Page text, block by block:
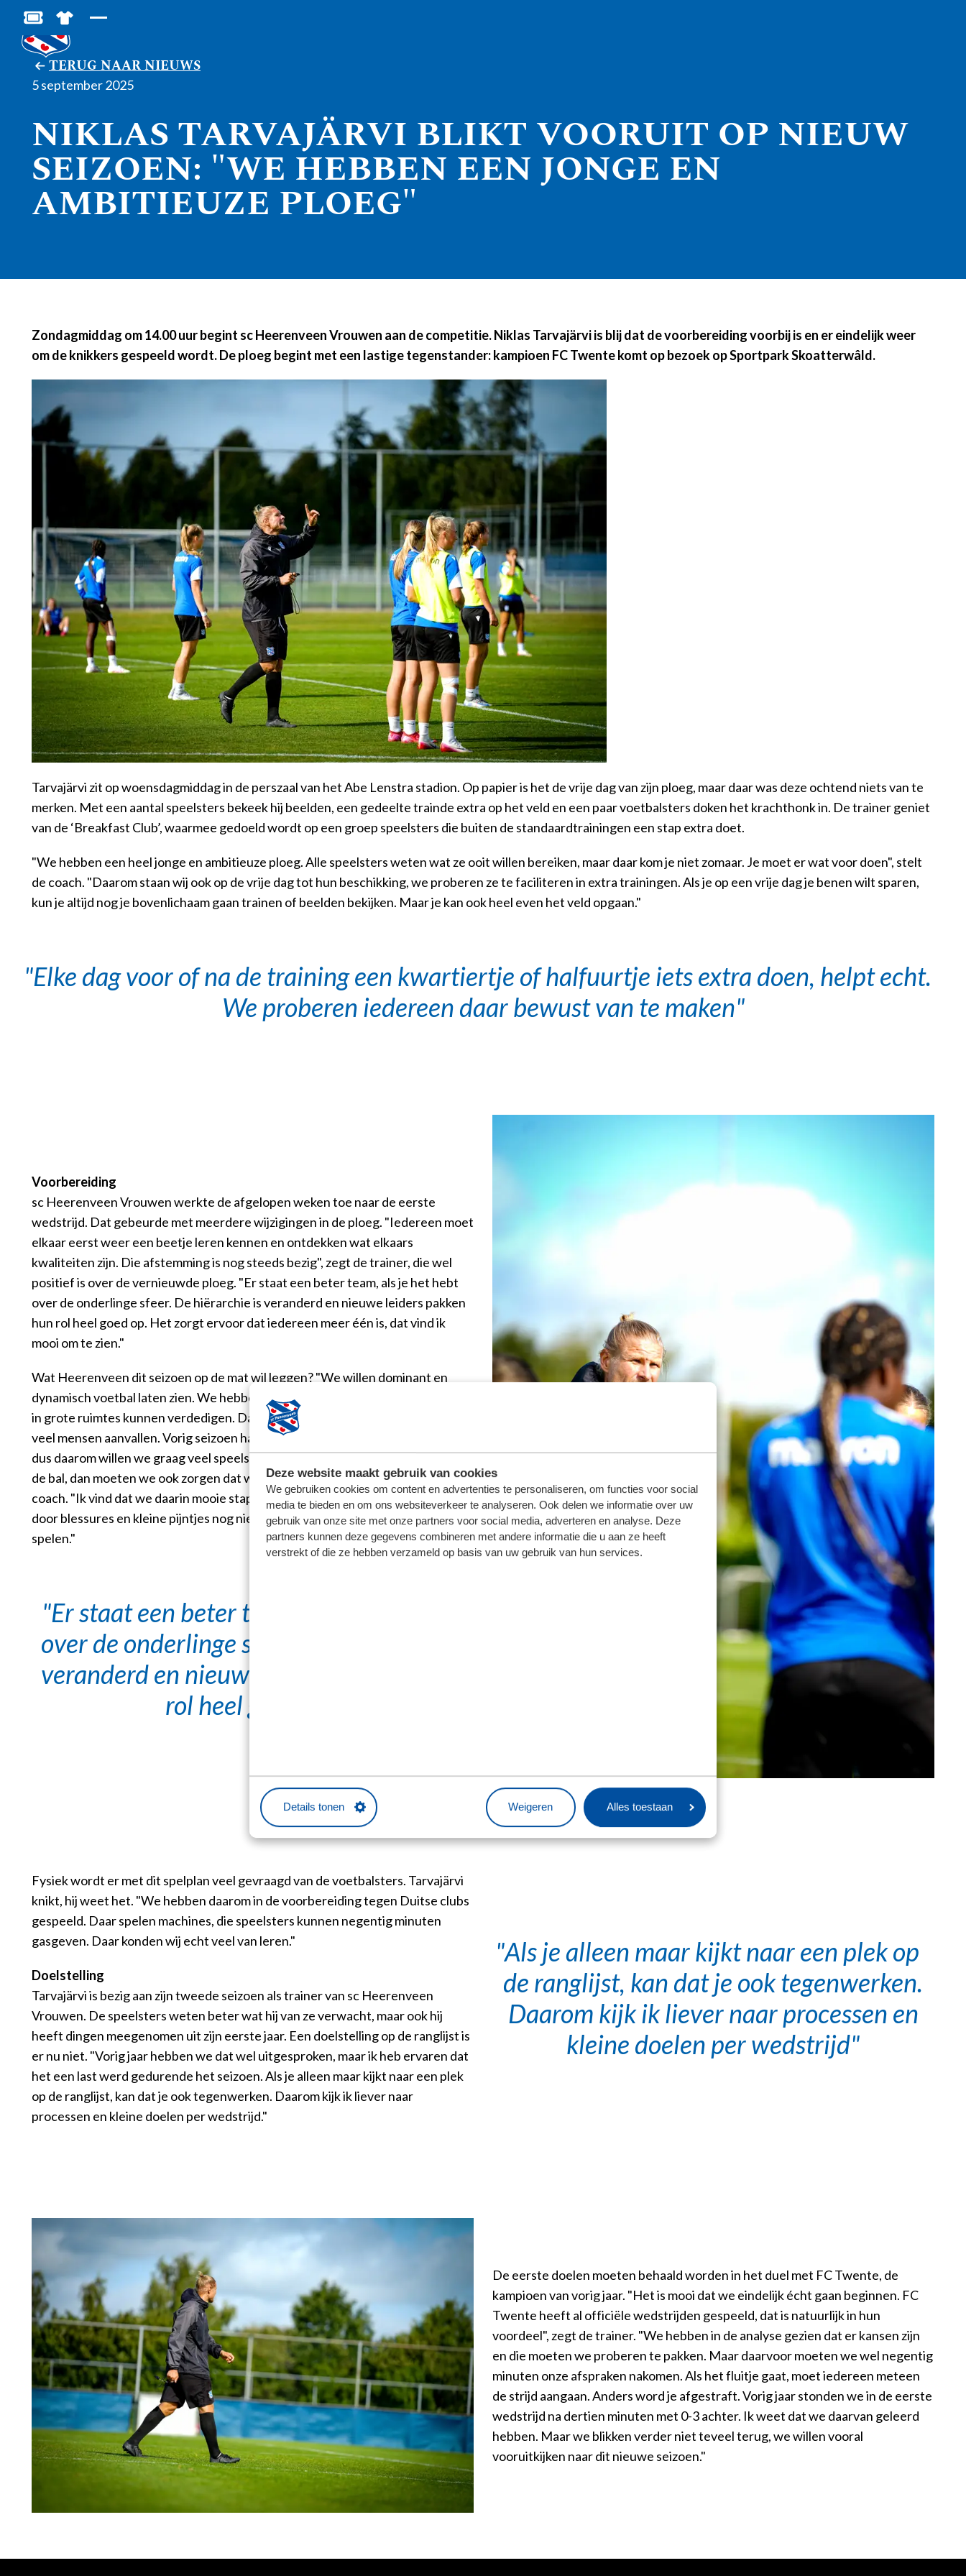
Deze website maakt gebruik van cookies
We gebruiken cookies om content en advertenties te personaliseren, om functies voor social
media te bieden en om ons websiteverkeer te analyseren. Ook delen we informatie over uw
gebruik van onze site met onze partners voor social media, adverteren en analyse. Deze
partners kunnen deze gegevens combineren met andere informatie die u aan ze heeft
verstrekt of die ze hebben verzameld op basis van uw gebruik van hun services.
Details tonen Weigeren Alles toestaan
BESTEL JOUW TICKETS
SHOP IN DE FEANSTORE
TERUG NAAR NIEUWS
5 september 2025
NIKLAS TARVAJÄRVI BLIKT VOORUIT OP NIEUW
SEIZOEN: "WE HEBBEN EEN JONGE EN
AMBITIEUZE PLOEG"
Zondagmiddag om 14.00 uur begint sc Heerenveen Vrouwen aan de competitie. Niklas Tarvajärvi is blij dat de voorbereiding voorbij is en er eindelijk weer
om de knikkers gespeeld wordt. De ploeg begint met een lastige tegenstander: kampioen FC Twente komt op bezoek op Sportpark Skoatterwâld.
Tarvajärvi zit op woensdagmiddag in de perszaal van het Abe Lenstra stadion. Op papier is het de vrije dag van zijn ploeg, maar daar was deze ochtend niets van te
merken. Met een aantal speelsters bekeek hij beelden, een gedeelte trainde extra op het veld en een paar voetbalsters doken het krachthonk in. De trainer geniet
van de ‘Breakfast Club’, waarmee gedoeld wordt op een groep speelsters die buiten de standaardtrainingen een stap extra doet.
"We hebben een heel jonge en ambitieuze ploeg. Alle speelsters weten wat ze ooit willen bereiken, maar daar kom je niet zomaar. Je moet er wat voor doen", stelt
de coach. "Daarom staan wij ook op de vrije dag tot hun beschikking, we proberen ze te faciliteren in extra trainingen. Als je op een vrije dag je benen wilt sparen,
kun je altijd nog je bovenlichaam gaan trainen of beelden bekijken. Maar je kan ook heel even het veld opgaan."
Elke dag voor of na de training een kwartiertje of halfuurtje iets extra doen, helpt echt.
We proberen iedereen daar bewust van te maken
Voorbereiding
sc Heerenveen Vrouwen werkte de afgelopen weken toe naar de eerste
wedstrijd. Dat gebeurde met meerdere wijzigingen in de ploeg. "Iedereen moet
elkaar eerst weer een beetje leren kennen en ontdekken wat elkaars
kwaliteiten zijn. Die afstemming is nog steeds bezig", zegt de trainer, die wel
positief is over de vernieuwde ploeg. "Er staat een beter team, als je het hebt
over de onderlinge sfeer. De hiërarchie is veranderd en nieuwe leiders pakken
hun rol heel goed op. Het zorgt ervoor dat iedereen meer één is, dat vind ik
mooi om te zien."
Wat Heerenveen dit seizoen op de mat wil leggen? "We willen dominant en
dynamisch voetbal laten zien. We hebben verdedigers die heel goed één op één
in grote ruimtes kunnen verdedigen. Daardoor kunnen we lef tonen en met
veel mensen aanvallen. Vorig seizoen hadden we te vaak moeite met scoren,
dus daarom willen we graag veel speelsters voorin hebben. Maar verliezen we
de bal, dan moeten we ook zorgen dat we die meteen weer veroveren", zegt de
coach. "Ik vind dat we daarin mooie stappen hebben gemaakt, al hebben we
door blessures en kleine pijntjes nog niet met ons sterkste elftal kunnen
spelen."
Er staat een beter team, als je het hebt
over de onderlinge sfeer. De hiërarchie is
veranderd en nieuwe leiders pakken hun
rol heel goed op
Fysiek wordt er met dit spelplan veel gevraagd van de voetbalsters. Tarvajärvi
knikt, hij weet het. "We hebben daarom in de voorbereiding tegen Duitse clubs
gespeeld. Daar spelen machines, die speelsters kunnen negentig minuten
gasgeven. Daar konden wij echt veel van leren."
Doelstelling
Tarvajärvi is bezig aan zijn tweede seizoen als trainer van sc Heerenveen
Vrouwen. De speelsters weten beter wat hij van ze verwacht, maar ook hij
heeft dingen meegenomen uit zijn eerste jaar. Een doelstelling op de ranglijst is
er nu niet. "Vorig jaar hebben we dat wel uitgesproken, maar ik heb ervaren dat
het een last werd gedurende het seizoen. Als je alleen maar kijkt naar een plek
op de ranglijst, kan dat je ook tegenwerken. Daarom kijk ik liever naar
processen en kleine doelen per wedstrijd."
Als je alleen maar kijkt naar een plek op
de ranglijst, kan dat je ook tegenwerken.
Daarom kijk ik liever naar processen en
kleine doelen per wedstrijd
De eerste doelen moeten behaald worden in het duel met FC Twente, de
kampioen van vorig jaar. "Het is mooi dat we eindelijk écht gaan beginnen. FC
Twente heeft al officiële wedstrijden gespeeld, dat is natuurlijk in hun
voordeel", zegt de trainer. "We hebben in de analyse gezien dat er kansen zijn
en die moeten we proberen te pakken. Maar daarvoor moeten we wel negentig
minuten onze afspraken nakomen. Als het fluitje gaat, moet iedereen meteen
de strijd aangaan. Anders word je afgestraft. Vorig jaar stonden we in de eerste
wedstrijd na dertien minuten met 0-3 achter. Ik weet dat we daarvan geleerd
hebben. Maar we blikken verder niet teveel terug, we willen vooral
vooruitkijken naar dit nieuwe seizoen."